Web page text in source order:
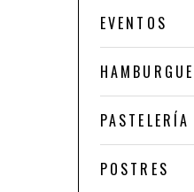
EVENTOS
PASTELERÍA
POSTRES